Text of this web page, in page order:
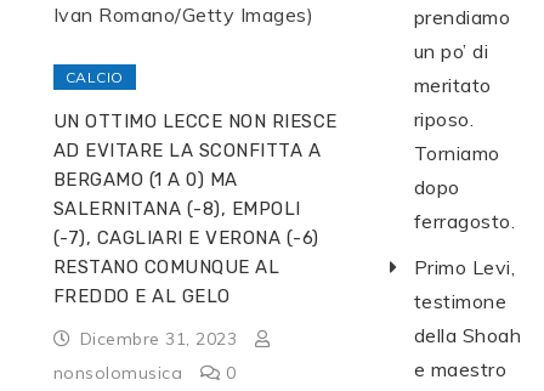
Ivan Romano/Getty Images)
CALCIO
UN OTTIMO LECCE NON RIESCE
AD EVITARE LA SCONFITTA A
BERGAMO (1 A 0) MA
SALERNITANA (-8), EMPOLI
(-7), CAGLIARI E VERONA (-6)
RESTANO COMUNQUE AL
FREDDO E AL GELO
Dicembre 31, 2023
nonsolomusica
0
prendiamo
un po’ di
meritato
riposo.
Torniamo
dopo
ferragosto.
Primo Levi,
testimone
della Shoah
e maestro